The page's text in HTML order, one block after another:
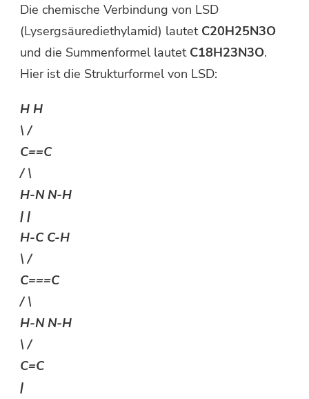
Die chemische Verbindung von LSD
(Lysergsäurediethylamid) lautet C20H25N3O
und die Summenformel lautet C18H23N3O.
Hier ist die Strukturformel von LSD:
H H
\ /
C==C
/ \
H-N N-H
| |
H-C C-H
\ /
C===C
/ \
H-N N-H
\ /
C=C
|